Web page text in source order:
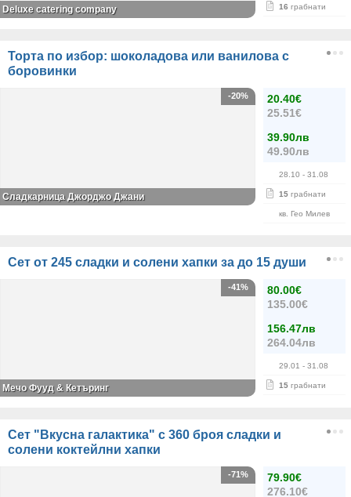
16 грабнати
Deluxe catering company
Торта по избор: шоколадова или ванилова с
боровинки
20.40€
25.51€
39.90лв
49.90лв
28.10 - 31.08
15 грабнати
кв. Гео Милев
-20%
Сладкарница Джорджо Джани
Сет от 245 сладки и солени хапки за до 15 души
80.00€
135.00€
156.47лв
264.04лв
29.01 - 31.08
15 грабнати
-41%
Мечо Фууд & Кетъринг
Сет "Вкусна галактика" с 360 броя сладки и
солени коктейлни хапки
79.90€
276.10€
-71%